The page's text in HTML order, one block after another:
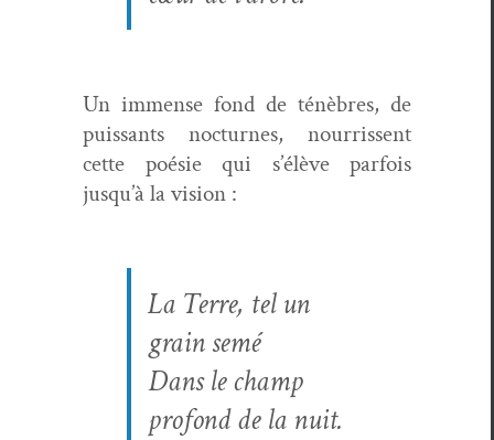
Un immense fond de ténèbres, de
puis­sants noc­turnes, nour­ris­sent
cette poésie qui s’élève par­fois
jusqu’à la vision :
La Terre, tel un
grain semé
Dans le champ
pro­fond de la nuit.